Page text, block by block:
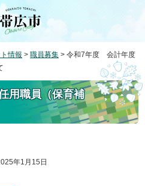
情報 > 職員募集 > 令和7年度 会計年度
用職員（保育補
年1月15日